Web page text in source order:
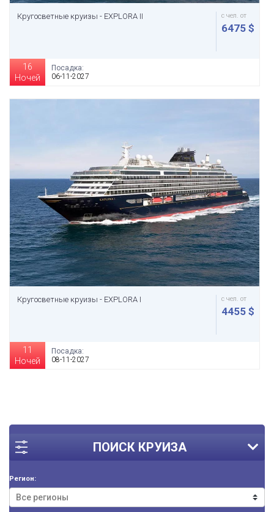
ПОИСК КРУИЗА
Регион:
Кругосветные круизы - EXPLORA II с чел. от
6475 $
16
Ночей
Посадка:
06-11-2027
Кругосветные круизы - EXPLORA I с чел. от
4455 $
11
Ночей
Посадка:
08-11-2027